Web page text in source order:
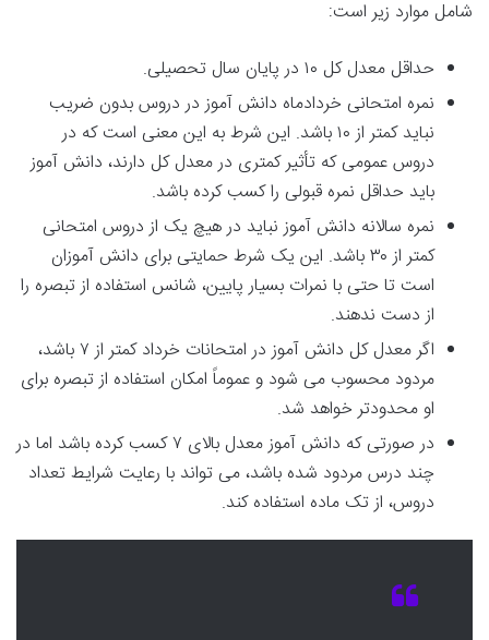
شامل موارد زیر است:
حداقل معدل کل ۱۰ در پایان سال تحصیلی.
نمره امتحانی خردادماه دانش آموز در دروس بدون ضریب
نباید کمتر از ۱۰ باشد. این شرط به این معنی است که در
دروس عمومی که تأثیر کمتری در معدل کل دارند، دانش آموز
باید حداقل نمره قبولی را کسب کرده باشد.
نمره سالانه دانش آموز نباید در هیچ یک از دروس امتحانی
کمتر از ۳۰ باشد. این یک شرط حمایتی برای دانش آموزان
است تا حتی با نمرات بسیار پایین، شانس استفاده از تبصره را
از دست ندهند.
اگر معدل کل دانش آموز در امتحانات خرداد کمتر از ۷ باشد،
مردود محسوب می شود و عموماً امکان استفاده از تبصره برای
او محدودتر خواهد شد.
در صورتی که دانش آموز معدل بالای ۷ کسب کرده باشد اما در
چند درس مردود شده باشد، می تواند با رعایت شرایط تعداد
دروس، از تک ماده استفاده کند.